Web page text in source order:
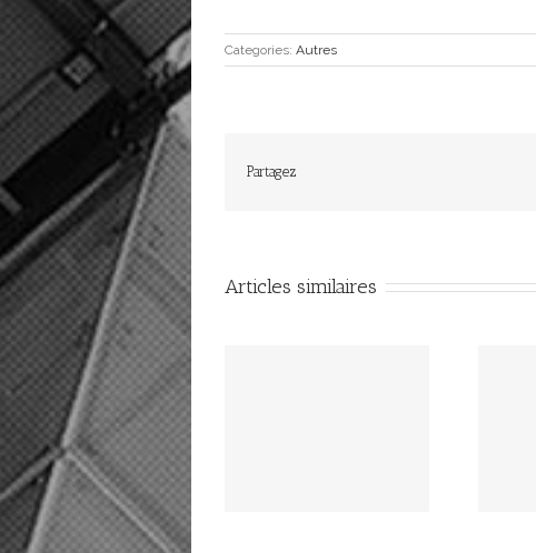
Categories: Autres
Partagez
Articles similaires
Affiliation 2026